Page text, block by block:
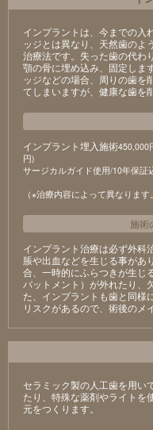
インプラントは、今までの入
ッジとは異なり、天然歯のよ
治療法です。失った歯の代わ
顎の骨に埋め込み、固定しま
ッジなどの場合、周りの歯を
てしまいますが、健康な歯を
インプラント埋入施術450,000
円)
サージカルガイド使用/10年保証
（※治療内容によって異なります
施術
インプラント治療は必ず外科
脹や出血などを生じる事があ
合、一時的にふらつきが生じ
バットメント）が外れたり、
た、インプラントも歯と同様
リスクがあるので、術後のメ
セラミック製の⼈⼯⻭を⽤い
たり、特殊な薬剤やライトを
元をつくります。